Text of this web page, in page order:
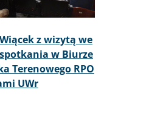
z wizytą we
w Biurze
Terenowego RPO
UWr